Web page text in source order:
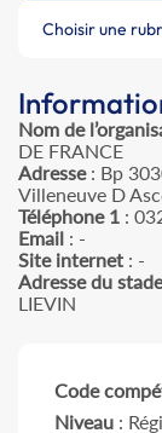
Choisir une
Nom de
DE FRANCE
Adresse: Bp
Villeneuve D
Téléphone 1 :
Email : -
Site internet : -
Adresse du stade
LIEVIN
Code
Niveau :